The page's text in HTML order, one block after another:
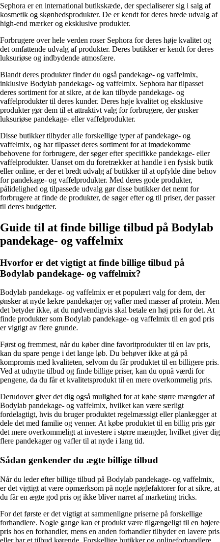
Sephora er en international butikskæde, der specialiserer sig i salg af
kosmetik og skønhedsprodukter. De er kendt for deres brede udvalg af
high-end mærker og eksklusive produkter.
Forbrugere over hele verden roser Sephora for deres høje kvalitet og
det omfattende udvalg af produkter. Deres butikker er kendt for deres
luksuriøse og indbydende atmosfære.
Blandt deres produkter finder du også pandekage- og vaffelmix,
inklusive Bodylab pandekage- og vaffelmix. Sephora har tilpasset
deres sortiment for at sikre, at de kan tilbyde pandekage- og
vaffelprodukter til deres kunder. Deres høje kvalitet og eksklusive
produkter gør dem til et attraktivt valg for forbrugere, der ønsker
luksuriøse pandekage- eller vaffelprodukter.
Disse butikker tilbyder alle forskellige typer af pandekage- og
vaffelmix, og har tilpasset deres sortiment for at imødekomme
behovene for forbrugere, der søger efter specifikke pandekage- eller
vaffelprodukter. Uanset om du foretrækker at handle i en fysisk butik
eller online, er der et bredt udvalg af butikker til at opfylde dine behov
for pandekage- og vaffelprodukter. Med deres gode produkter,
pålidelighed og tilpassede udvalg gør disse butikker det nemt for
forbrugere at finde de produkter, de søger efter og til priser, der passer
til deres budgetter.
Guide til at finde billige tilbud på Bodylab
pandekage- og vaffelmix
Hvorfor er det vigtigt at finde billige tilbud på
Bodylab pandekage- og vaffelmix?
Bodylab pandekage- og vaffelmix er et populært valg for dem, der
ønsker at nyde lækre pandekager og vafler med masser af protein. Men
det betyder ikke, at du nødvendigvis skal betale en høj pris for det. At
finde produkter som Bodylab pandekage- og vaffelmix til en god pris
er vigtigt av flere grunde.
Først og fremmest, når du køber dine favoritprodukter til en lav pris,
kan du spare penge i det lange løb. Du behøver ikke at gå på
kompromis med kvaliteten, selvom du får produktet til en billigere pris.
Ved at udnytte tilbud og finde billige priser, kan du opnå værdi for
pengene, da du får et kvalitetsprodukt til en mere overkommelig pris.
Derudover giver det dig også mulighed for at købe større mængder af
Bodylab pandekage- og vaffelmix, hvilket kan være særligt
fordelagtigt, hvis du bruger produktet regelmæssigt eller planlægger at
dele det med familie og venner. At købe produktet til en billig pris gør
det mere overkommeligt at investere i større mængder, hvilket giver dig
flere pandekager og vafler til at nyde i lang tid.
Sådan genkender du ægte billige tilbud
Når du leder efter billige tilbud på Bodylab pandekage- og vaffelmix,
er det vigtigt at være opmærksom på nogle nøglefaktorer for at sikre, at
du får en ægte god pris og ikke bliver narret af marketing tricks.
For det første er det vigtigt at sammenligne priserne på forskellige
forhandlere. Nogle gange kan et produkt være tilgængeligt til en højere
pris hos en forhandler, mens en anden forhandler tilbyder en lavere pris
eller har et tilbud kørende. Forskellige butikker og onlineforhandlere